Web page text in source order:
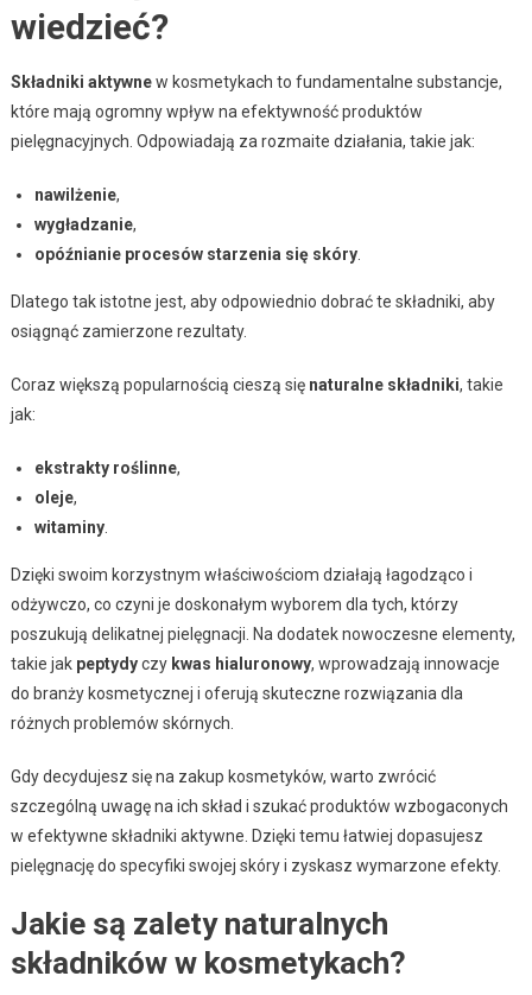
wiedzieć?
Składniki aktywnew kosmetykach to fundamentalne substancje,
które mają ogromny wpływ na efektywność produktów
pielęgnacyjnych. Odpowiadają za rozmaite działania, takie jak:
nawilżenie,
wygładzanie,
opóźnianie procesów starzenia się skóry.
Dlatego tak istotne jest, aby odpowiednio dobrać te składniki, aby
osiągnąć zamierzone rezultaty.
Coraz większą popularnością cieszą się naturalne składniki, takie
jak:
ekstrakty roślinne,
oleje,
witaminy.
Dzięki swoim korzystnym właściwościom działają łagodząco i
odżywczo, co czyni je doskonałym wyborem dla tych, którzy
poszukują delikatnej pielęgnacji. Na dodatek nowoczesne elementy,
takie jak peptydyczy kwas hialuronowy, wprowadzają innowacje
do branży kosmetycznej i oferują skuteczne rozwiązania dla
różnych problemów skórnych.
Gdy decydujesz się na zakup kosmetyków, warto zwrócić
szczególną uwagę na ich skład i szukać produktów wzbogaconych
w efektywne składniki aktywne. Dzięki temu łatwiej dopasujesz
pielęgnację do specyfiki swojej skóry i zyskasz wymarzone efekty.
Jakie są zalety naturalnych
składników w kosmetykach?